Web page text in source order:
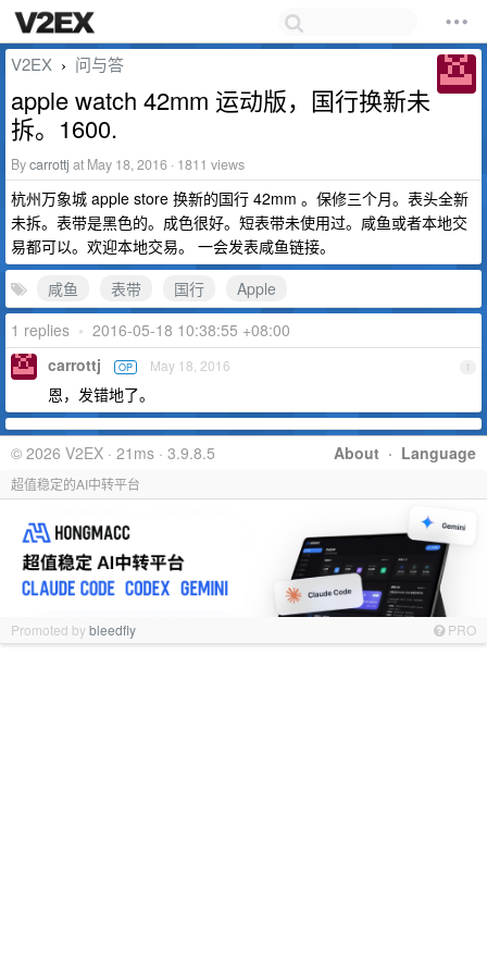
V2EX › 问与答
apple watch 42mm 运动版，国行换新未
拆。1600.
Bycarrottj at May 18, 2016 · 1811 views
杭州万象城 apple store 换新的国行 42mm 。保修三个月。表头全新
未拆。表带是黑色的。成色很好。短表带未使用过。咸鱼或者本地交
易都可以。欢迎本地交易。 一会发表咸鱼链接。
咸鱼
表带 国行
Apple
1 replies • 2016-05-18 10:38:55 +08:00
1
carrottj OP May 18, 2016
恩，发错地了。
About · Language
© 2026 V2EX · 21ms · 3.9.8.5
超值稳定的AI中转平台
Promoted bybleedfly PRO